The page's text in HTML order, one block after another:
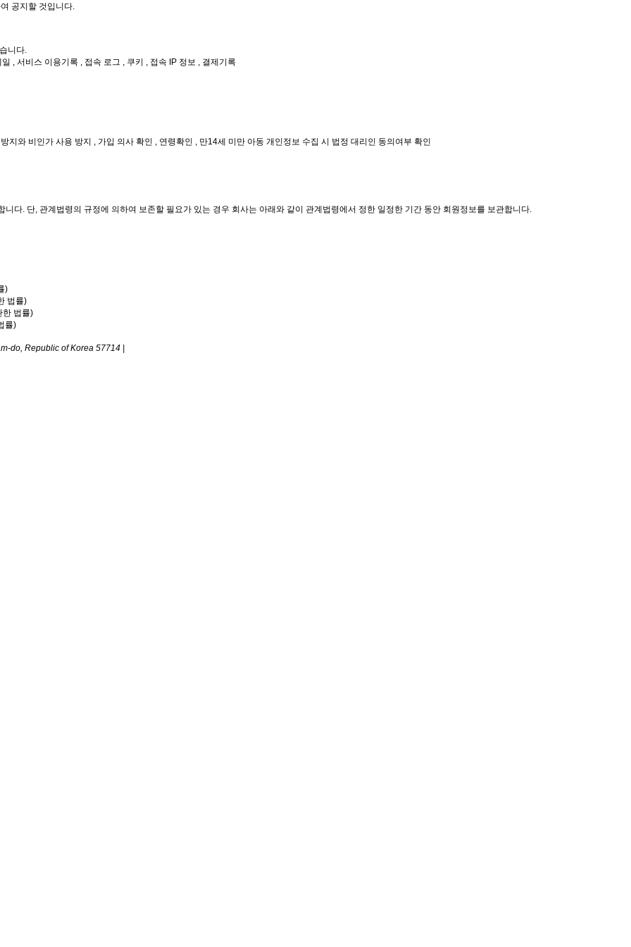
공지할 것입니다.
니다.
, 서비스 이용기록 , 접속 로그 , 쿠키 , 접속 IP 정보 , 결제기록
와 비인가 사용 방지 , 가입 의사 확인 , 연령확인 , 만14세 미만 아동 개인정보 수집 시 법정 대리인 동의여부 확인
다. 단, 관계법령의 규정에 의하여 보존할 필요가 있는 경우 회사는 아래와 같이 관계법령에서 정한 일정한 기간 동안 회원정보를 보관합니다.
)
법률)
한 법률)
률)
do, Republic of Korea 57714